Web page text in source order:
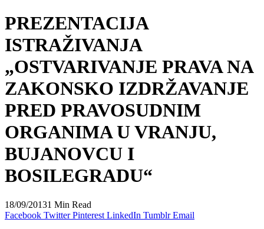
PREZENTACIJA
ISTRAŽIVANJA
„OSTVARIVANJE PRAVA NA
ZAKONSKO IZDRŽAVANJE
PRED PRAVOSUDNIM
ORGANIMA U VRANJU,
BUJANOVCU I
BOSILEGRADU“
18/09/20131 Min Read
Facebook Twitter Pinterest LinkedIn Tumblr Email